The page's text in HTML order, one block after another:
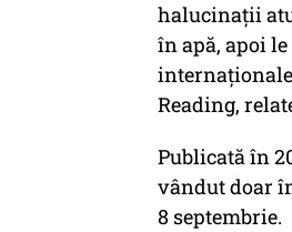
halucinații
în apă, apoi
internaționale
Reading,
Publicată în
vândut doar
8 septembrie.